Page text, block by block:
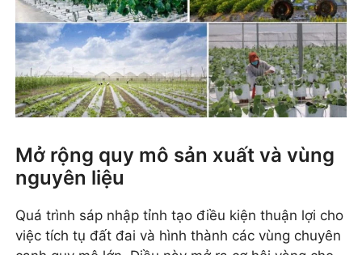
Mở rộng quy mô sản xuất và vùng
nguyên liệu
Quá trình sáp nhập tỉnh tạo điều kiện thuận lợi cho
việc tích tụ đất đai và hình thành các vùng chuyên